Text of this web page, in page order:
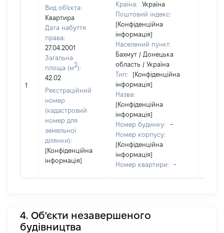
1
Вид об'єкта:
Квартира
Дата набуття
права:
27.04.2001
Загальна
площа (м2):
42.02
Реєстраційний
номер
(кадастровий
номер для
земельної
ділянки):
[Конфіденційна
інформація]
Країна:
Україна
Поштовий індекс:
[Конфіденційна
інформація]
Населений пункт:
Бахмут / Донецька
область / Україна
Тип:
[Конфіденційна
інформація]
Назва:
[Конфіденційна
інформація]
Номер будинку:
-
Номер корпусу:
[Конфіденційна
інформація]
Номер квартири:
-
4. Об'єкти незавершеного
будівництва